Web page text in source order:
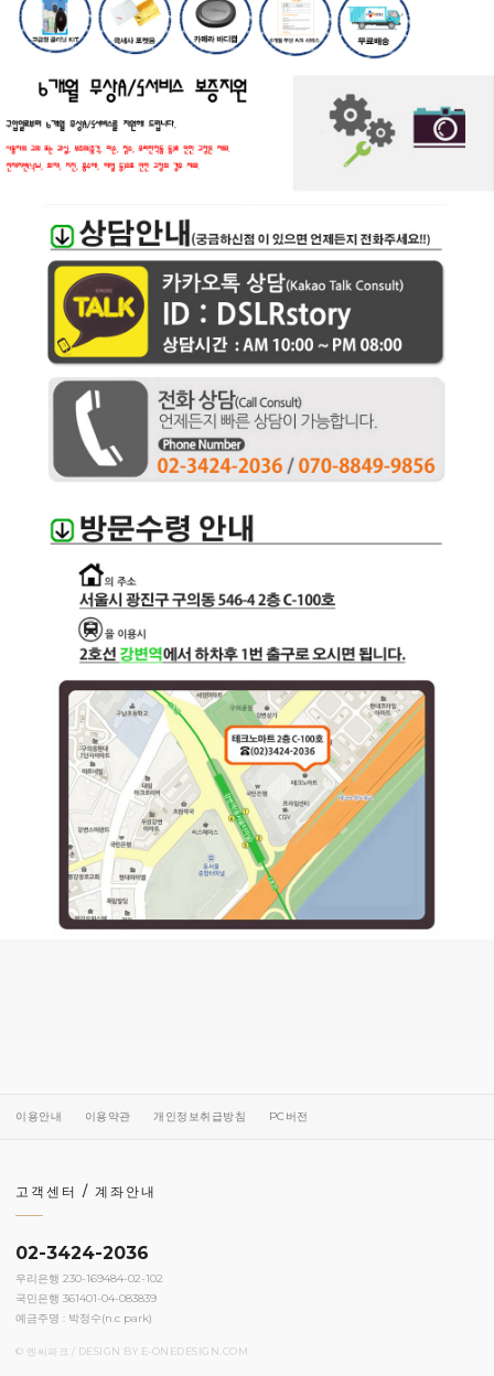
이용안내 이용약관 개인정보취급방침 PC버전
고객센터 / 계좌안내
02-3424-2036
우리은행 230-169484-02-102
국민은행 361401-04-083839
예금주명 : 박정수(n.c park)
© 엔씨파크 / DESIGN BY E-ONEDESIGN.COM